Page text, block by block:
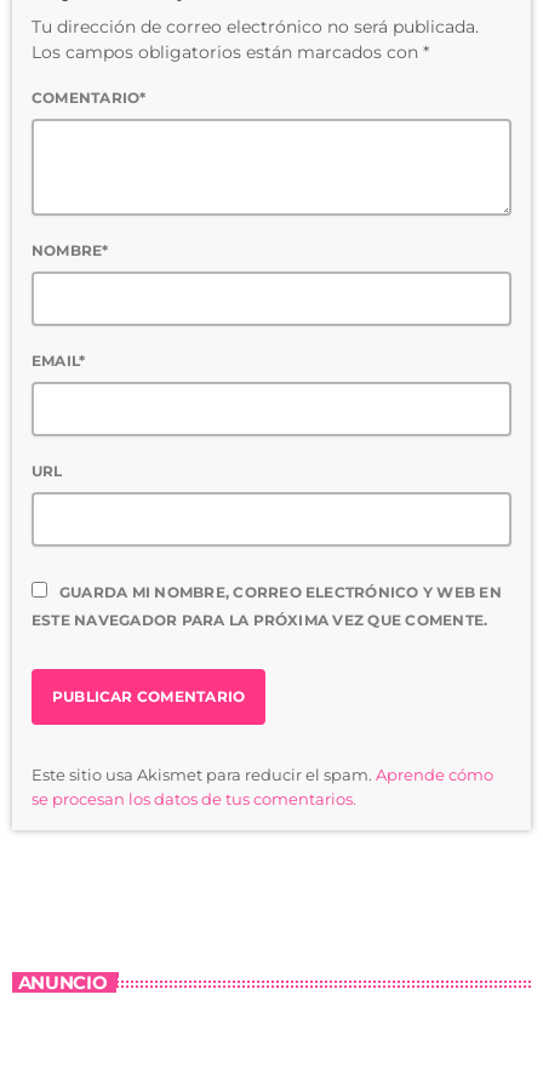
Tu dirección de correo electrónico no será publicada.
Los campos obligatorios están marcados con *
COMENTARIO*
NOMBRE*
EMAIL*
URL
GUARDA MI NOMBRE, CORREO ELECTRÓNICO Y WEB EN
ESTE NAVEGADOR PARA LA PRÓXIMA VEZ QUE COMENTE.
Este sitio usa Akismet para reducir el spam. Aprende cómo
se procesan los datos de tus comentarios.
ANUNCIO